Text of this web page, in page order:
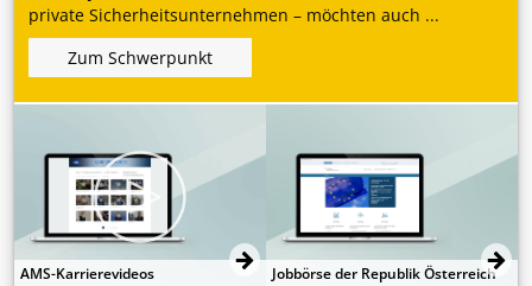
private Sicherheitsunternehmen – möchten auch ...
Zum Schwerpunkt
AMS-Karrierevideos Jobbörse der Republik Österreich